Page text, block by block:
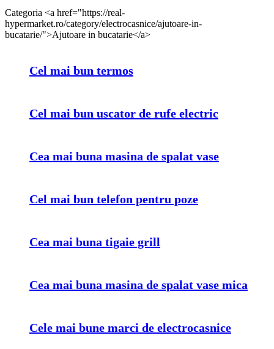
Categoria <a href="https://real-
hypermarket.ro/category/electrocasnice/ajutoare-in-
bucatarie/">Ajutoare in bucatarie</a>
Cel mai bun termos
Cel mai bun uscator de rufe electric
Cea mai buna masina de spalat vase
Cel mai bun telefon pentru poze
Cea mai buna tigaie grill
Cea mai buna masina de spalat vase mica
Cele mai bune marci de electrocasnice